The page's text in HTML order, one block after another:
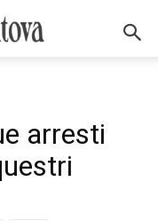
arresti